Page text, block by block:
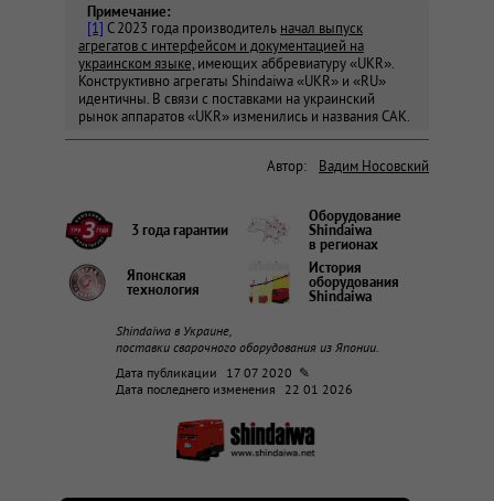
Примечание:
[1] С 2023 года производитель начал выпуск
агрегатов с интерфейсом и документацией на
украинском языке, имеющих аббревиатуру «UKR».
Конструктивно агрегаты Shindaiwa «UKR» и «RU»
идентичны. В связи с поставками на украинский
рынок аппаратов «UKR» изменились и названия САК.
Автор: Вадим Носовский
3 года гарантии
Оборудование
Shindaiwa
в регионах
Японская
технология
История
оборудования
Shindaiwa
Shindaiwa в Украине,
поставки сварочного оборудования из Японии.
Дата публикации
17 07 2020 ✎
Дата последнего изменения
22 01 2026